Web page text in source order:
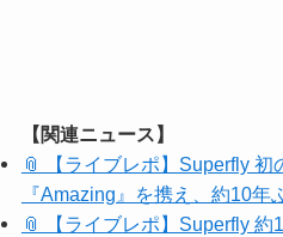
【関連ニュース】
📎 【ライブレポ】Superfly 初
『Amazing』を携え、約10
📎 【ライブレポ】Superfly